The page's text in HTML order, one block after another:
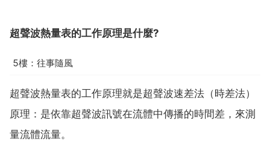
超聲波熱量表的工作原理是什麼?
5樓：往事隨風
超聲波熱量表的工作原理就是超聲波速差法（時差法）
原理：是依靠超聲波訊號在流體中傳播的時間差，來測
量流體流量。